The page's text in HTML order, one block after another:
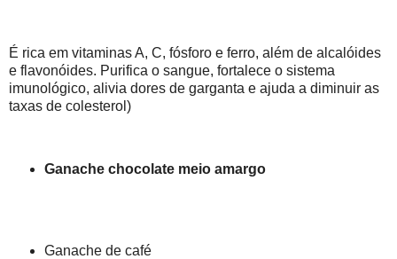
É rica em vitaminas A, C, fósforo e ferro, além de alcalóides
e flavonóides. Purifica o sangue, fortalece o sistema
imunológico, alivia dores de garganta e ajuda a diminuir as
taxas de colesterol)
Ganache chocolate meio amargo
Ganache de café